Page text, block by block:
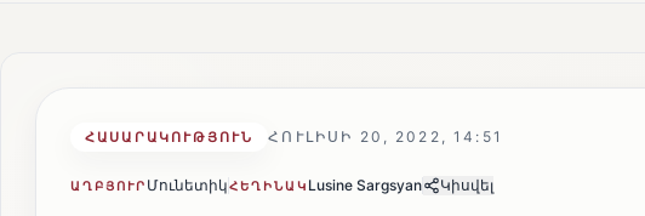
ՀԱՍԱՐԱԿՈՒԹՅՈՒՆ ՀՈՒԼԻՍԻ 20, 2022, 14:51
ԱՂԲՅՈՒՐ ՄունետիկՀԵՂԻՆԱԿ Lusine Sargsyan Կիսվել